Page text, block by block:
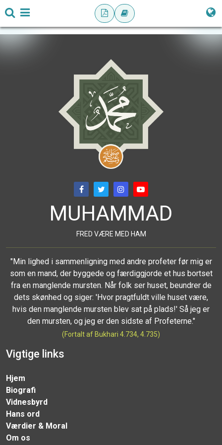
MUHAMMAD
FRED VÆRE MED HAM
"Min lighed i sammenligning med andre profeter før mig er
som en mand, der byggede og færdiggjorde et hus bortset
fra en manglende mursten. Når folk ser huset, beundrer de
dets skønhed og siger: 'Hvor pragtfuldt ville huset være,
hvis den manglende mursten blev sat på plads!' Så jeg er
den mursten, og jeg er den sidste af Profeterne."
(Fortalt af Bukhari 4.734, 4.735)
Vigtige links
Hjem
Biografi
Vidnesbyrd
Hans ord
Værdier & Moral
Om os